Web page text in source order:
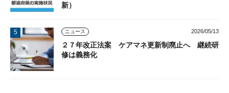
新）
ニュース 2026/05/13
２７年改正法案 ケアマネ更新制廃止へ 継続研
修は義務化